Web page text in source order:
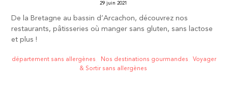
29 juin 2021
De la Bretagne au bassin d’Arcachon, découvrez nos
restaurants, pâtisseries où manger sans gluten, sans lactose
et plus !
département sans allergènes Nos destinations gourmandes
Voyager
& Sortir sans allergènes